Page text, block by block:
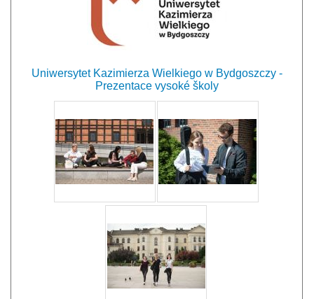
Uniwersytet Kazimierza Wielkiego w Bydgoszczy -
Prezentace vysoké školy